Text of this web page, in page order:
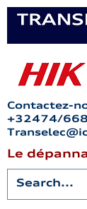
Contactez-
+32474/
Le